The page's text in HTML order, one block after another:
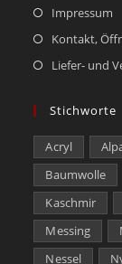
Impressum
Kontakt,
Liefer- und
Stichworte
Acryl
Baumwolle
Kaschmir
Messing
Nessel